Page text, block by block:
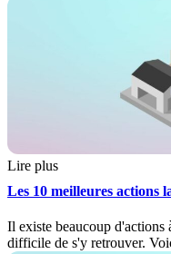
Lire plus
Les 10 meilleures actions
Il existe beaucoup d'actions
difficile de s'y retrouver.